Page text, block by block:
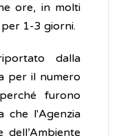
ore, in molti
1-3 giorni.
dalla
per il numero
furono
che l'Agenzia